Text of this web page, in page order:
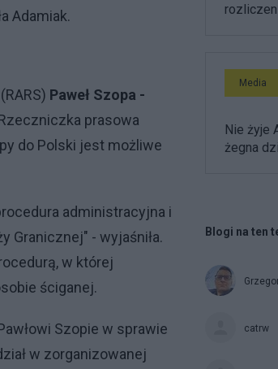
Adamiak.
Paweł Szopa -
prasowa
do Polski jest możliwe
administracyjna i
Granicznej" - wyjaśniła.
w której
ściganej.
Szopie w sprawie
w zorganizowanej
Media
Nie żyje
żegna
Blogi na ten
catrw